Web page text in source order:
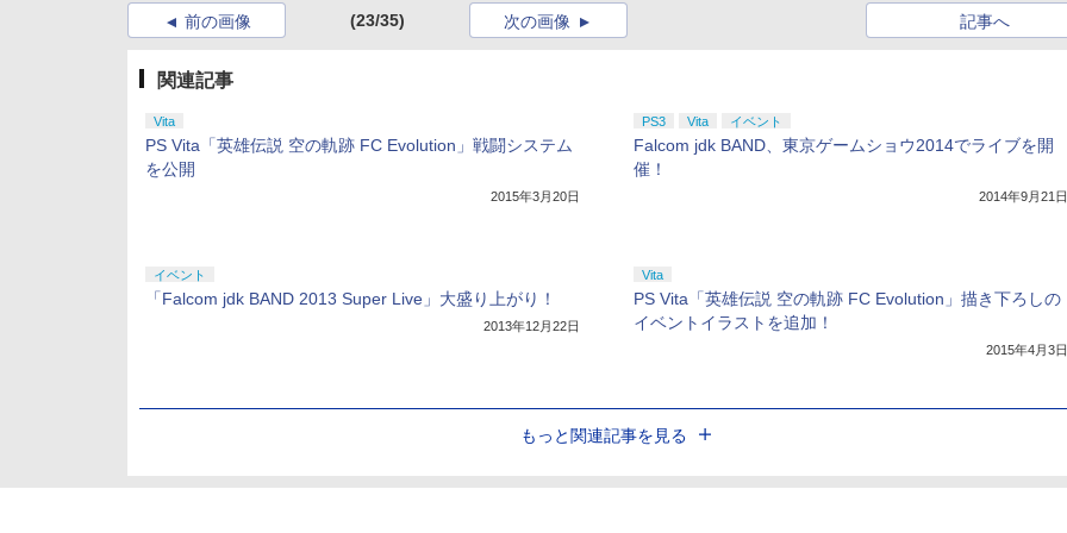
前の画像 (23/35) 記事へ
次の画像
関連記事
Vita
PS Vita「英雄伝説 空の軌跡 FC Evolution」戦闘システム
を公開
2015年3月20日
PS3 Vita イベント
Falcom jdk BAND、東京ゲームショウ2014でライブを開
催！
2014年9月21日
イベント
「Falcom jdk BAND 2013 Super Live」大盛り上がり！
2013年12月22日
Vita
PS Vita「英雄伝説 空の軌跡 FC Evolution」描き下ろしの
イベントイラストを追加！
2015年4月3日
もっと関連記事を見る